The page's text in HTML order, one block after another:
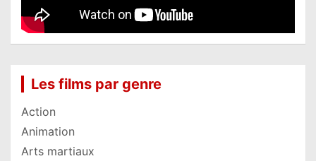
Les films par genre
Action
Animation
Arts martiaux